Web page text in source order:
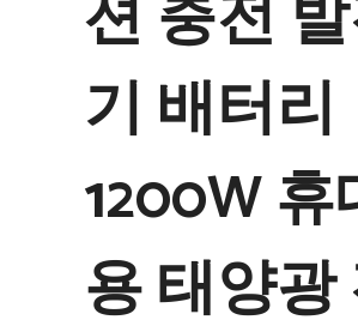
션 충전
기 배터리
1200W 휴
용 태양광